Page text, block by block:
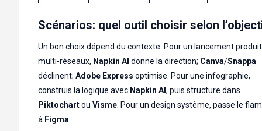
Scénarios: quel outil choisir selon
Un bon choix dépend du contexte. Pour un lancement produit
multi-réseaux, Napkin AI donne la direction; Canva/Snappa
déclinent; Adobe Express optimise. Pour une infographie,
construis la logique avec Napkin AI , puis structure dans
Piktochartou Visme . Pour un design système, passe le
à Figma